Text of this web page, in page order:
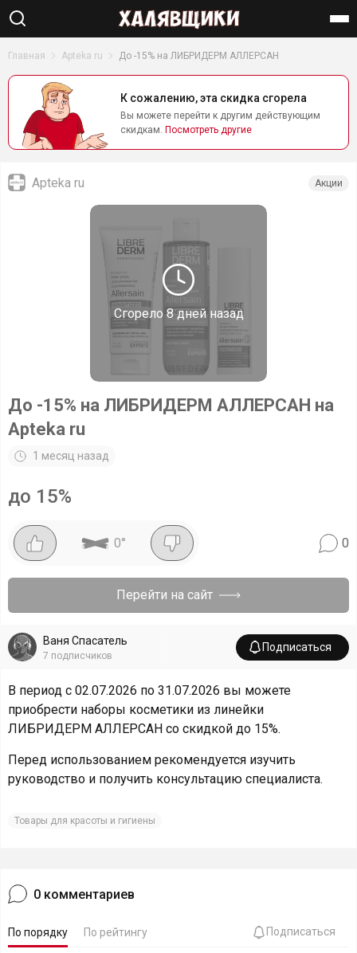
Главная Apteka ru До -15% на ЛИБРИДЕРМ АЛЛЕРСАН
К сожалению, эта скидка сгорела
Вы можете перейти к другим действующим
скидкам. Посмотреть другие
Сгорело 8 дней назад
Apteka ru Акции
До -15% на ЛИБРИДЕРМ АЛЛЕРСАН на
Apteka ru
1 месяц назад
до 15%
0° 0
Перейти на сайт
Ваня Спасатель
7 подписчиков
Подписаться
В период с 02.07.2026 по 31.07.2026 вы можете
приобрести наборы косметики из линейки
ЛИБРИДЕРМ АЛЛЕРСАН со скидкой до 15%.
Перед использованием рекомендуется изучить
руководство и получить консультацию специалиста.
Товары для красоты и гигиены
0 комментариев
По порядку По рейтингу Подписаться